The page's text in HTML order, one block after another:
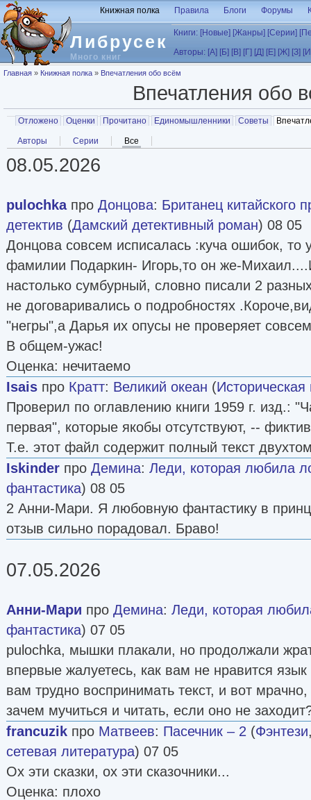
Перейти к основному содержанию
Либрусек
Много книг
Книжная полка Правила Блоги Форумы
Книги: [Новые] [Жанры] [Серии]
Авторы: [А] [Б] [В] [Г] [Д] [Е] [Ж] [З]
Вы здесь
Главная » Книжная полка » Впечатления обо всём
Впечатления обо
Главные вкладки
Отложено Оценки Прочитано Единомышленники Советы
Вторичные вкладки
Авторы Серии Все
08.05.2026
pulochkaпро Донцова: Британец китайского
детектив (Дамский детективный роман) 08 05
Донцова совсем исписалась :куча ошибок, то
фамилии Подаркин- Игорь,то он же-
настолько сумбурный, словно писали 2
не договаривались о подробностях
"негры",а Дарья их опусы не проверяет
В общем-ужас!
Оценка: нечитаемо
Isais про Кратт: Великий океан (Историческая
Проверил по оглавлению книги 1959 г. изд.:
первая", которые якобы отсутствуют, --
Т.е. этот файл содержит полный текст
Iskinder про Демина: Леди, которая любила
фантастика) 08 05
2 Анни-Мари. Я любовную фантастику в
отзыв сильно порадовал. Браво!
07.05.2026
Анни-Мари про Демина: Леди, которая
фантастика) 07 05
pulochka, мышки плакали, но продолжали
впервые жалуетесь, как вам не нравится
вам трудно воспринимать текст, и вот
зачем мучиться и читать, если оно не
francuzik про Матвеев: Пасечник – 2 (Фэнтези
сетевая литература) 07 05
Ох эти сказки, ох эти сказочники...
Оценка: плохо